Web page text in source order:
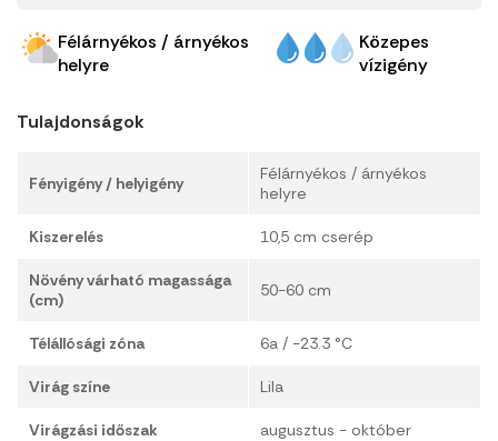
Félárnyékos / árnyékos
helyre
Közepes
vízigény
Tulajdonságok
Fényigény / helyigény
Félárnyékos / árnyékos
helyre
Kiszerelés 10,5 cm cserép
Növény várható magassága
(cm)
50-60 cm
Télállósági zóna 6a / -23.3 °C
Virág színe Lila
Virágzási időszak augusztus - október